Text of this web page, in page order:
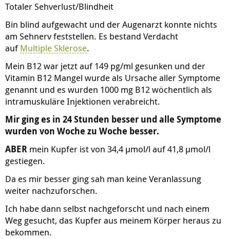
Totaler Sehverlust/Blindheit
Bin blind aufgewacht und der Augenarzt konnte nichts
am Sehnerv feststellen. Es bestand Verdacht
auf Multiple Sklerose.
Mein B12 war jetzt auf 149 pg/ml gesunken und der
Vitamin B12 Mangel wurde als Ursache aller Symptome
genannt und es wurden 1000 mg B12 wöchentlich als
intramuskuläre Injektionen verabreicht.
Mir ging es in 24 Stunden besser und alle Symptome
wurden von Woche zu Woche besser.
ABER mein Kupfer ist von 34,4 µmol/l auf 41,8 µmol/l
gestiegen.
Da es mir besser ging sah man keine Veranlassung
weiter nachzuforschen.
Ich habe dann selbst nachgeforscht und nach einem
Weg gesucht, das Kupfer aus meinem Körper heraus zu
bekommen.